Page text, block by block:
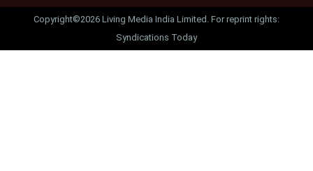
Copyright©2026 Living Media India Limited. For reprint rights:
Syndications Today